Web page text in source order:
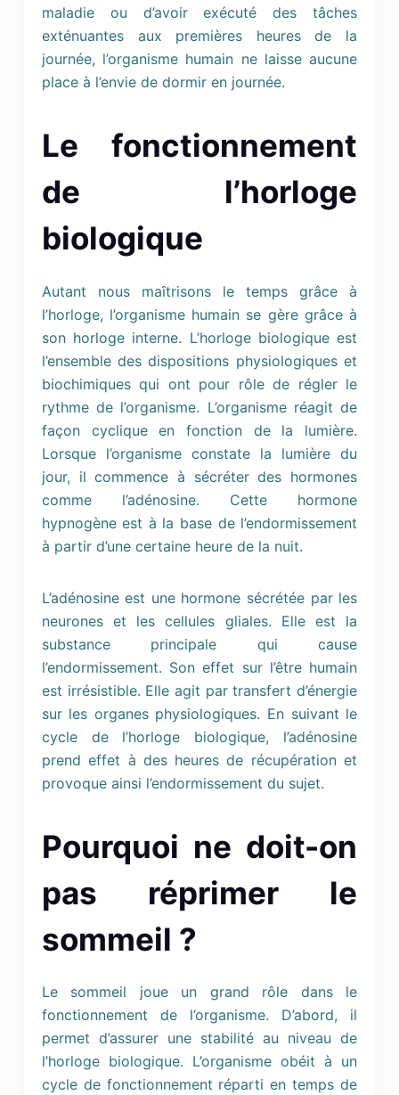
maladie ou d’avoir exécuté des tâches
exténuantes aux premières heures de la
journée, l’organisme humain ne laisse aucune
place à l’envie de dormir en journée.
Le fonctionnement
de l’horloge
biologique
Autant nous maîtrisons le temps grâce à
l’horloge, l’organisme humain se gère grâce à
son horloge interne. L’horloge biologique est
l’ensemble des dispositions physiologiques et
biochimiques qui ont pour rôle de régler le
rythme de l’organisme. L’organisme réagit de
façon cyclique en fonction de la lumière.
Lorsque l’organisme constate la lumière du
jour, il commence à sécréter des hormones
comme l’adénosine. Cette hormone
hypnogène est à la base de l’endormissement
à partir d’une certaine heure de la nuit.
L’adénosine est une hormone sécrétée par les
neurones et les cellules gliales. Elle est la
substance principale qui cause
l’endormissement. Son effet sur l’être humain
est irrésistible. Elle agit par transfert d’énergie
sur les organes physiologiques. En suivant le
cycle de l’horloge biologique, l’adénosine
prend effet à des heures de récupération et
provoque ainsi l’endormissement du sujet.
Pourquoi ne doit-on
pas réprimer le
sommeil ?
Le sommeil joue un grand rôle dans le
fonctionnement de l’organisme. D’abord, il
permet d’assurer une stabilité au niveau de
l’horloge biologique. L’organisme obéit à un
cycle de fonctionnement réparti en temps de